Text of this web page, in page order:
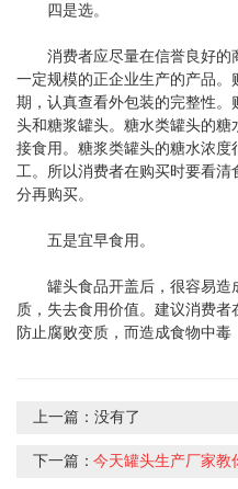
四是选。
消费者应尽量在信誉良好
一定规模的正企业生产的产品
期，认真查看外包装的完整性
头和糖浆罐头。糖水类罐头的糖
接食用。糖浆类罐头的糖水浓度
工。所以消费者在购买时要看
分再购买。
五是宜早食用。
罐头食品开盖后，很容易
质，失去食用价值。建议消费
防止腐败变质，而造成食物中毒
上一篇： 没有了
下一篇：今天罐头生产厂家教